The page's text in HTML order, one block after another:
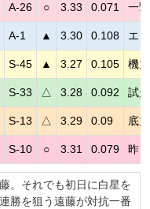
A-26 ○ 3.33 0.071 一
A-1 ▲ 3.30 0.108 エ
S-45 ▲ 3.27 0.105 機
S-33 △ 3.28 0.092 試
S-13 △ 3.29 0.09 底
S-10 ○ 3.31 0.079 昨
。それでも初日に白星を
勝を狙う遠藤が対抗一番